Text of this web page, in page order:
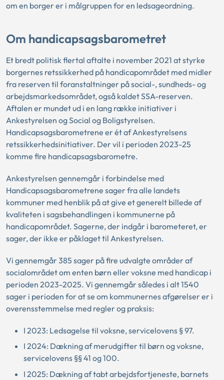
om en borger er i målgruppen for en ledsageordning.
Om handicapsagsbarometret
Et bredt politisk flertal aftalte i november 2021 at styrke
borgernes retssikkerhed på handicapområdet med midler
fra reserven til foranstaltninger på social-, sundheds- og
arbejdsmarkedsområdet, også kaldet SSA-reserven.
Aftalen er mundet ud i en lang række initiativer i
Ankestyrelsen og Social og Boligstyrelsen.
Handicapsagsbarometrene er ét af Ankestyrelsens
retssikkerhedsinitiativer. Der vil i perioden 2023-25
komme fire handicapsagsbarometre.
Ankestyrelsen gennemgår i forbindelse med
Handicapsagsbarometrene sager fra alle landets
kommuner med henblik på at give et generelt billede af
kvaliteten i sagsbehandlingen i kommunerne på
handicapområdet. Sagerne, der indgår i barometeret, er
sager, der ikke er påklaget til Ankestyrelsen.
Vi gennemgår 385 sager på fire udvalgte områder af
socialområdet om enten børn eller voksne med handicap i
perioden 2023-2025. Vi gennemgår således i alt 1540
sager i perioden for at se om kommunernes afgørelser er i
overensstemmelse med regler og praksis:
I 2023: Ledsagelse til voksne, servicelovens § 97.
I 2024: Dækning af merudgifter til børn og voksne,
servicelovens §§ 41 og 100.
I 2025: Dækning af tabt arbejdsfortjeneste, barnets